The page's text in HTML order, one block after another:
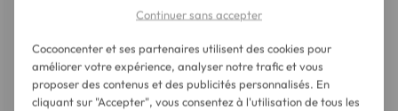
Continuer sans accepter
Cocooncenter et ses partenaires utilisent des cookies pour
améliorer votre expérience, analyser notre trafic et vous
proposer des contenus et des publicités personnalisés. En
cliquant sur "Accepter", vous consentez à l'utilisation de tous les